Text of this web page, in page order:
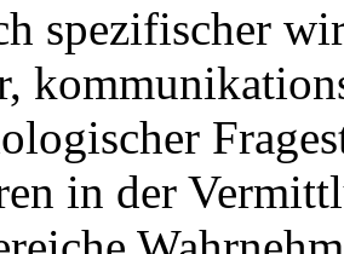
spezifischer
in der